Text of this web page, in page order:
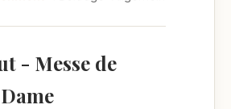
- Messe de